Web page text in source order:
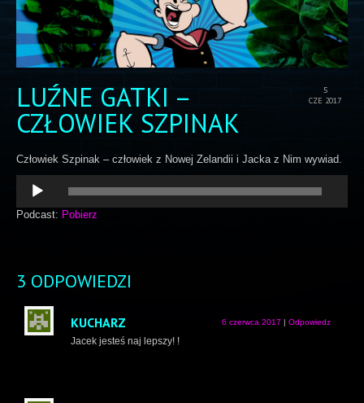
KONTAKT
LOGOWANIE
5
CZE 2017
LUŹNE GATKI –
CZŁOWIEK SZPINAK
Człowiek Szpinak – człowiek z Nowej Zelandii i Jacka z Nim wywiad.
Odtwarzacz
plików
dźwiękowych
Podcast: Pobierz
3 ODPOWIEDZI
KUCHARZ 6 czerwca 2017 Odpowiedz
Jacek jesteś naj lepszy! !